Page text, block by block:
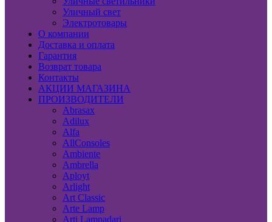
Уличный свет
Электротовары
О компании
Доставка и оплата
Гарантия
Возврат товара
Контакты
АКЦИИ МАГАЗИНА
ПРОИЗВОДИТЕЛИ
Abrasax
Adilux
Alfa
AllConsoles
Ambiente
Ambrella
Aployt
Arlight
Art Classic
Arte Lamp
Arti Lampadari